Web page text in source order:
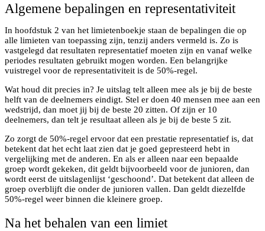
Algemene bepalingen en representativiteit
In hoofdstuk 2 van het limietenboekje staan de bepalingen die op
alle limieten van toepassing zijn, tenzij anders vermeld is. Zo is
vastgelegd dat resultaten representatief moeten zijn en vanaf welke
periodes resultaten gebruikt mogen worden. Een belangrijke
vuistregel voor de representativiteit is de 50%-regel.
Wat houd dit precies in? Je uitslag telt alleen mee als je bij de beste
helft van de deelnemers eindigt. Stel er doen 40 mensen mee aan een
wedstrijd, dan moet jij bij de beste 20 zitten. Of zijn er 10
deelnemers, dan telt je resultaat alleen als je bij de beste 5 zit.
Zo zorgt de 50%-regel ervoor dat een prestatie representatief is, dat
betekent dat het echt laat zien dat je goed gepresteerd hebt in
vergelijking met de anderen. En als er alleen naar een bepaalde
groep wordt gekeken, dit geldt bijvoorbeeld voor de junioren, dan
wordt eerst de uitslagenlijst ‘geschoond’. Dat betekent dat alleen de
groep overblijft die onder de junioren vallen. Dan geldt diezelfde
50%-regel weer binnen die kleinere groep.
Na het behalen van een limiet